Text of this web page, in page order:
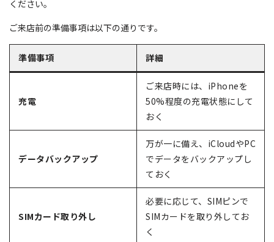
ください。
ご来店前の準備事項は以下の通りです。
準備事項 詳細
充電
ご来店時には、iPhoneを
50%程度の充電状態にして
おく
データバックアップ
万が一に備え、iCloudやPC
でデータをバックアップし
ておく
SIMカード取り外し
必要に応じて、SIMピンで
SIMカードを取り外してお
く